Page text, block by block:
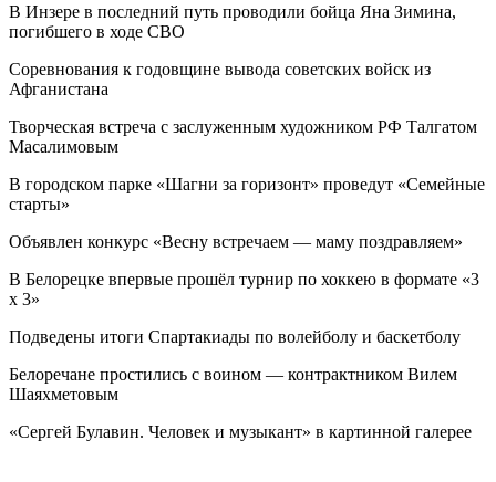
В Инзере в последний путь проводили бойца Яна Зимина,
погибшего в ходе СВО
Соревнования к годовщине вывода советских войск из
Афганистана
Творческая встреча с заслуженным художником РФ Талгатом
Масалимовым
В городском парке «Шагни за горизонт» проведут «Семейные
старты»
Объявлен конкурс «Весну встречаем — маму поздравляем»
В Белорецке впервые прошёл турнир по хоккею в формате «3
х 3»
Подведены итоги Спартакиады по волейболу и баскетболу
Белоречане простились с воином — контрактником Вилем
Шаяхметовым
«Сергей Булавин. Человек и музыкант» в картинной галерее